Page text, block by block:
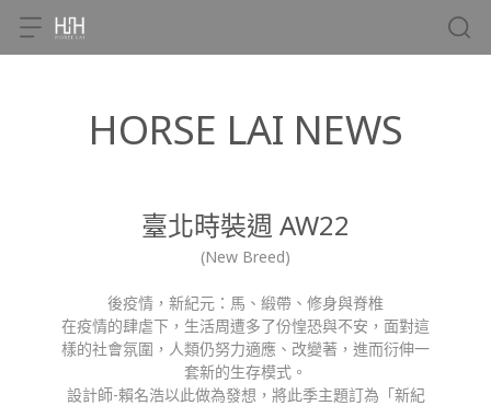
HORSE LAI NEWS
臺北時裝週 AW22
(New Breed)
後疫情，新紀元：馬、緞帶、修身與脊椎
在疫情的肆虐下，生活周遭多了份惶恐與不安，面對這
樣的社會氛圍，人類仍努力適應、改變著，進而衍伸一
套新的生存模式。
設計師-賴名浩以此做為發想，將此季主題訂為「新紀